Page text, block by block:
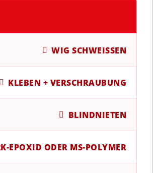
WIG SCHWEISSEN
KLEBEN + VERSCHRAUBUNG
BLINDNIETEN
EPOXID ODER MS-POLYMER